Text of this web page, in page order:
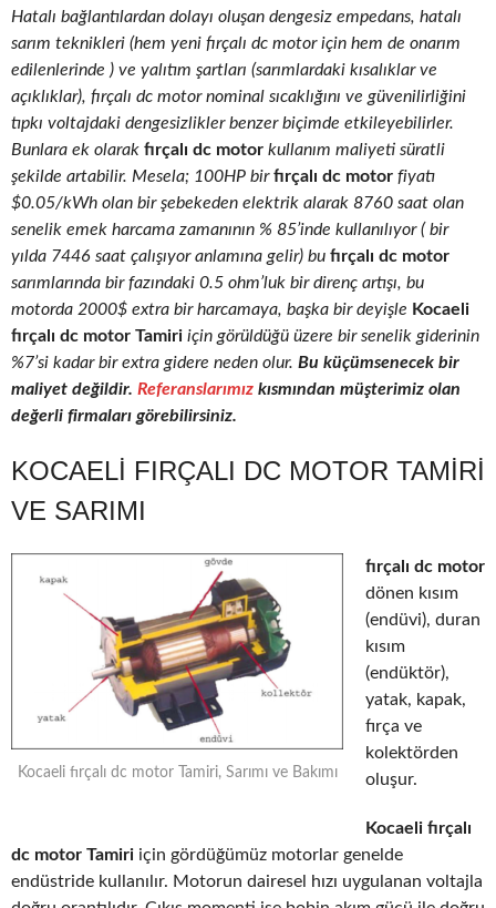
Hatalı bağlantılardan dolayı oluşan dengesiz empedans, hatalı
sarım teknikleri (hem yeni fırçalı dc motor için hem de onarım
edilenlerinde ) ve yalıtım şartları (sarımlardaki kısalıklar ve
açıklıklar), fırçalı dc motor nominal sıcaklığını ve güvenilirliğini
tıpkı voltajdaki dengesizlikler benzer biçimde etkileyebilirler.
Bunlara ek olarak fırçalı dc motor kullanım maliyeti süratli
şekilde artabilir. Mesela; 100HP birfırçalı dc motor fiyatı
$0.05/kWh olan bir şebekeden elektrik alarak 8760 saat olan
senelik emek harcama zamanının % 85’inde kullanılıyor ( bir
yılda 7446 saat çalışıyor anlamına gelir) bu fırçalı dc motor
sarımlarında bir fazındaki 0.5 ohm’luk bir direnç artışı, bu
motorda 2000$ extra bir harcamaya, başka bir deyişle Kocaeli
fırçalı dc motor Tamiri için görüldüğü üzere bir senelik giderinin
%7’si kadar bir extra gidere neden olur. Bu küçümsenecek bir
maliyet değildir. Referanslarımız kısmından müşterimiz olan
değerli firmaları görebilirsiniz.
KOCAELI FIRÇALI DC MOTOR TAMIRI
VE SARIMI
Kocaeli fırçalı dc motor Tamiri, Sarımı ve Bakımı
fırçalı dc motor
dönen kısım
(endüvi), duran
kısım
(endüktör),
yatak, kapak,
fırça ve
kolektörden
oluşur.
Kocaeli fırçalı
dc motor Tamiri için gördüğümüz motorlar genelde
endüstride kullanılır. Motorun dairesel hızı uygulanan voltajla